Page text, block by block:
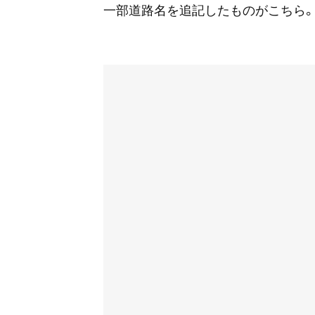
一部道路名を追記したものがこちら。